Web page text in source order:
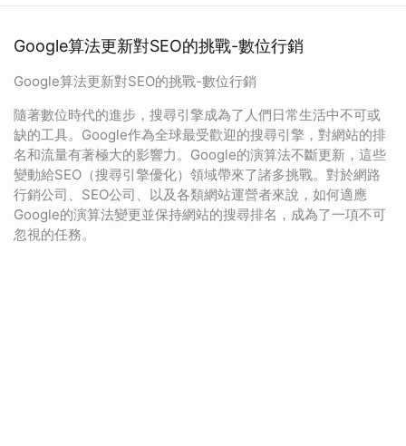
Google算法更新對SEO的挑戰-數位行銷
Google算法更新對SEO的挑戰-數位行銷
隨著數位時代的進步，搜尋引擎成為了人們日常生活中不可或
缺的工具。Google作為全球最受歡迎的搜尋引擎，對網站的排
名和流量有著極大的影響力。Google的演算法不斷更新，這些
變動給SEO（搜尋引擎優化）領域帶來了諸多挑戰。對於網路
行銷公司、SEO公司、以及各類網站運營者來說，如何適應
Google的演算法變更並保持網站的搜尋排名，成為了一項不可
忽視的任務。